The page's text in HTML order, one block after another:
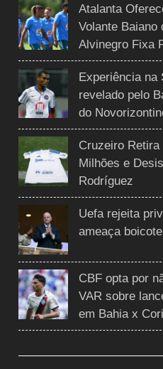
Atalanta
Volante Baiano
Alvinegro Fixa
Experiência na
revelado pelo
do
Cruzeiro
Milhões e
Rodríguez
Uefa rejeita
ameaça
CBF opta por
VAR sobre
em Bahia x